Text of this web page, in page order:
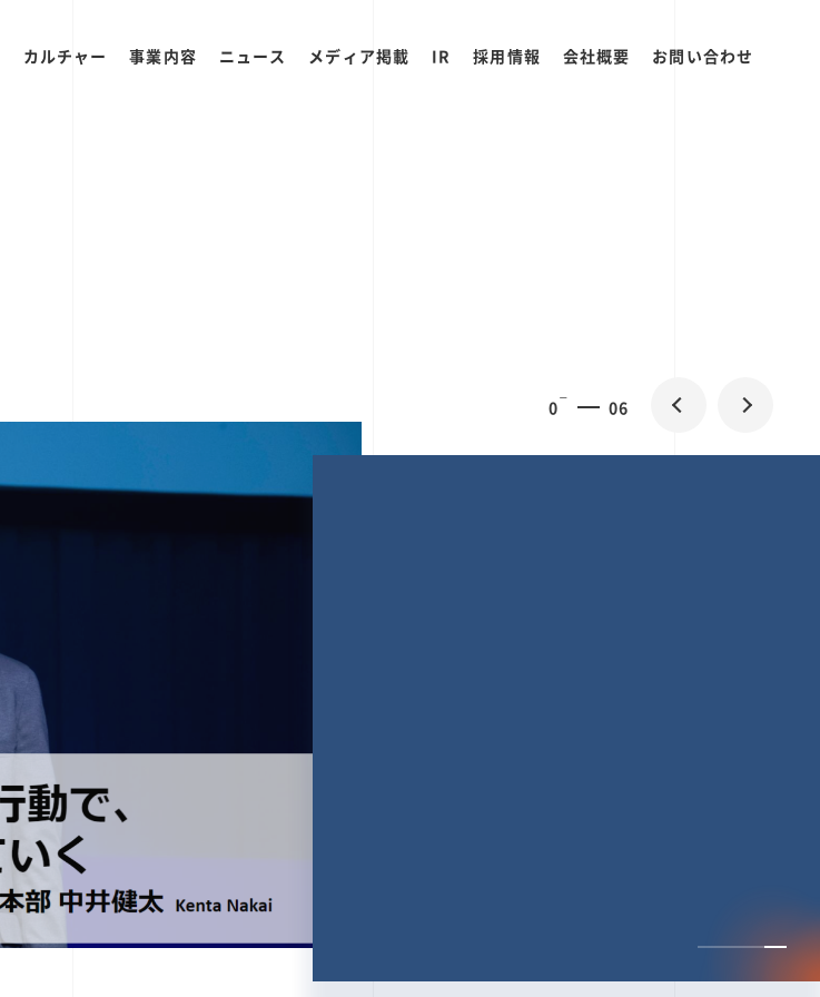
カルチャー 事業内容 ニュース メディア掲載 IR 採用情報 会社概要 お問い合わせ
0 06